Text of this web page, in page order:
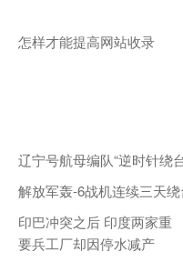
怎样才能提高网站收录
辽宁号航母编队“逆时针绕
解放军轰-6战机连续三天
印巴冲突之后 印度两家重
要兵工厂却因停水减产